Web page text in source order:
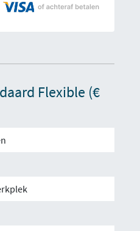
Flexible (€